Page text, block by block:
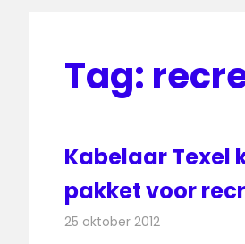
Tag:
Kabelaar Texel
pakket voor
25 oktober 2012